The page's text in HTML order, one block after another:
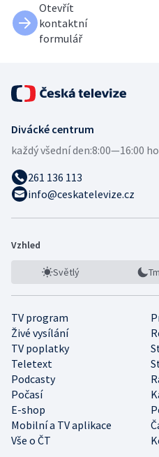
Otevřít
kontaktní
formulář
Divácké centrum
každý všední den:8:00—16:00
261 136 113
info@ceskatelevize.cz
Vzhled
Světlý
TV program
Živé vysílání
TV poplatky
Teletext
Podcasty
Počasí
E-shop
Mobilní a TV aplikace
Vše o ČT